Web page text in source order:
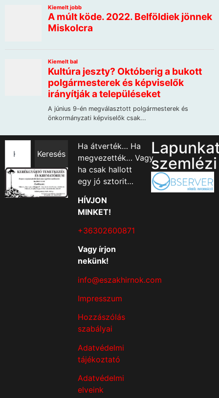
Keresés
Ha átverték… Ha
megvezették… Vagy
ha csak hallott
egy jó sztorit…
HÍVJON
MINKET!
+36302600871
Vagy írjon
nekünk!
info@eszakhirnok.com
Impresszum
Hozzászólás
szabályai
Adatvédelmi
tájékoztató
Adatvédelmi
elveink
szemlézi